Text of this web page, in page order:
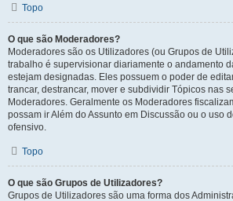
Topo
O que são Moderadores?
Moderadores são os Utilizadores (ou Grupos de
trabalho é supervisionar diariamente o andamento
estejam designadas. Eles possuem o poder de
trancar, destrancar, mover e subdividir Tópicos nas
Moderadores. Geralmente os Moderadores
possam ir Além do Assunto em Discussão ou o uso
ofensivo.
Topo
O que são Grupos de Utilizadores?
Grupos de Utilizadores são uma forma dos